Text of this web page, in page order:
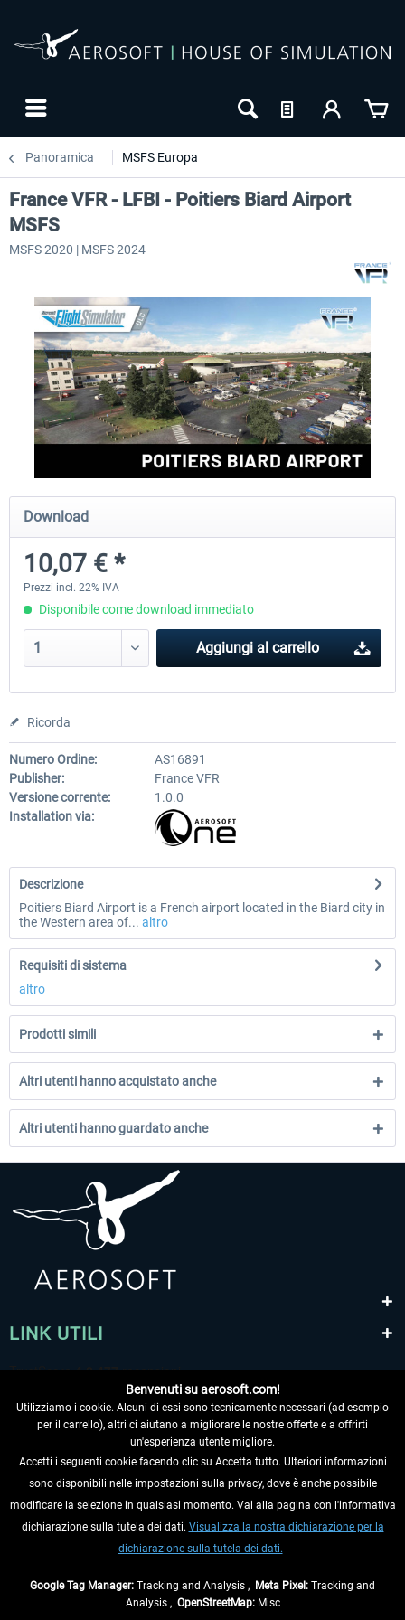
Panoramica MSFS Europa
Aerosoft Airport Cologne/Bonn sim-wings Hamburg
France VFR - LFBI - Poitiers Biard Airport
MSFS
MSFS 2020 | MSFS 2024
Download
10,07 € *
Prezzi incl. 22% IVA
Disponibile come download immediato
Aggiungi al carrello
Ricorda
Numero Ordine:
AS16891
Publisher:
France VFR
Versione corrente:
1.0.0
Installation via:
Descrizione
Poitiers Biard Airport is a French airport located in the Biard city in
the Western area of... altro
Requisiti di sistema
altro
Prodotti simili
Altri utenti hanno acquistato anche
Altri utenti hanno guardato anche
LINK UTILI
RECEDERE DAL CONTRATTO
INFORMAZIONI
Benvenuti su aerosoft.com!
Utilizziamo i cookie. Alcuni di essi sono tecnicamente necessari (ad esempio
per il carrello), altri ci aiutano a migliorare le nostre offerte e a offrirti
un'esperienza utente migliore.
Accetti i seguenti cookie facendo clic su Accetta tutto. Ulteriori informazioni
sono disponibili nelle impostazioni sulla privacy, dove è anche possibile
modificare la selezione in qualsiasi momento. Vai alla pagina con l'informativa
dichiarazione sulla tutela dei dati. Visualizza la nostra dichiarazione per la
dichiarazione sulla tutela dei dati.
Google Tag Manager: Tracking and Analysis , Meta Pixel: Tracking and
Analysis , OpenStreetMap:Misc